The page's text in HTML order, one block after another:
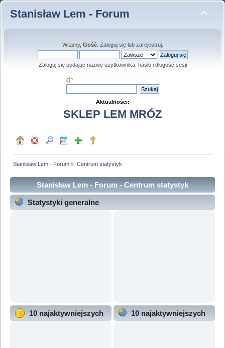
Stanisław Lem - Forum
Witamy, Gość. Zaloguj sięlub zarejestruj.
Zaloguj się podając nazwę użytkownika, hasło i długość sesji
Aktualności:
SKLEP LEM MRÓZ
Stanisław Lem - Forum » Centrum statystyk
Stanisław Lem - Forum - Centrum statystyk
Statystyki generalne
10 najaktywniejszych
10 najaktywniejszych